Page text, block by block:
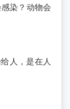
染？动物会
人，是在人